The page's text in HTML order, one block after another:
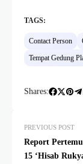
TAGS:
Contact Person
Tempat Gedung
Shares:
PREVIOUS POST
Report
15 ‘Hisab